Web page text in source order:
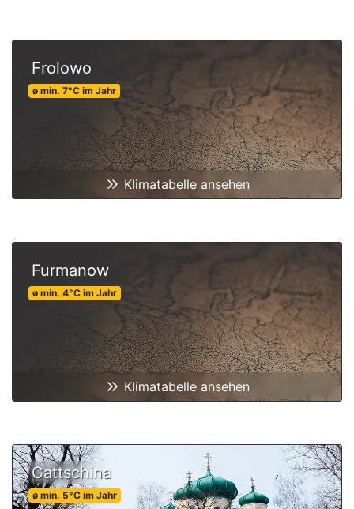
Frolowo
ø min. 7°C im Jahr
Klimatabelle ansehen
Furmanow
ø min. 4°C im Jahr
Klimatabelle ansehen
Gattschina
ø min. 5°C im Jahr